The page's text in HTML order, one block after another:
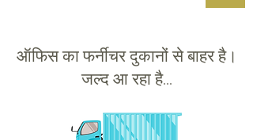
ऑफिस का फर्नीचर दुकानों से बाहर है।
जल्द आ रहा है...